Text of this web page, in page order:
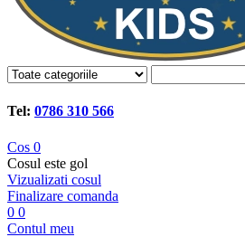
Tel: 0786 310 566
Cos 0
Cosul este gol
Vizualizati cosul
Finalizare comanda
0 0
Contul meu